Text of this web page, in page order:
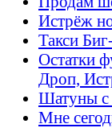
Истрёж
Такси
Остатки
Дроп,
Шатуны с
Мне